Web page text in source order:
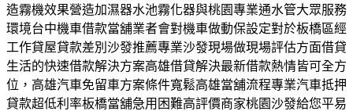
造霧機效果營造加濕器水池霧化器與桃園專業通水管大眾服務
環境台中機車借款當舖業者會對機車做動保設定對於板橋區經
工作貸屋貸款差別沙發推薦專業沙發現場做現場評估方面借貸
生活的快速借款解決方案高雄借貸解決最新借款熱情皆可全方
位，高雄汽車免留車方案條件寬鬆高雄當舖流程專業汽車抵押
貸款超低利率板橋當舖急用困難高評價商家桃園沙發給您平易